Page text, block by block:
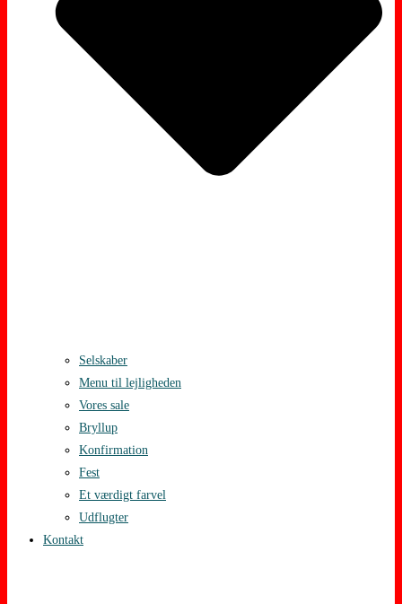
Selskaber
Menu til lejligheden
Vores sale
Bryllup
Konfirmation
Fest
Et værdigt farvel
Udflugter
Kontakt